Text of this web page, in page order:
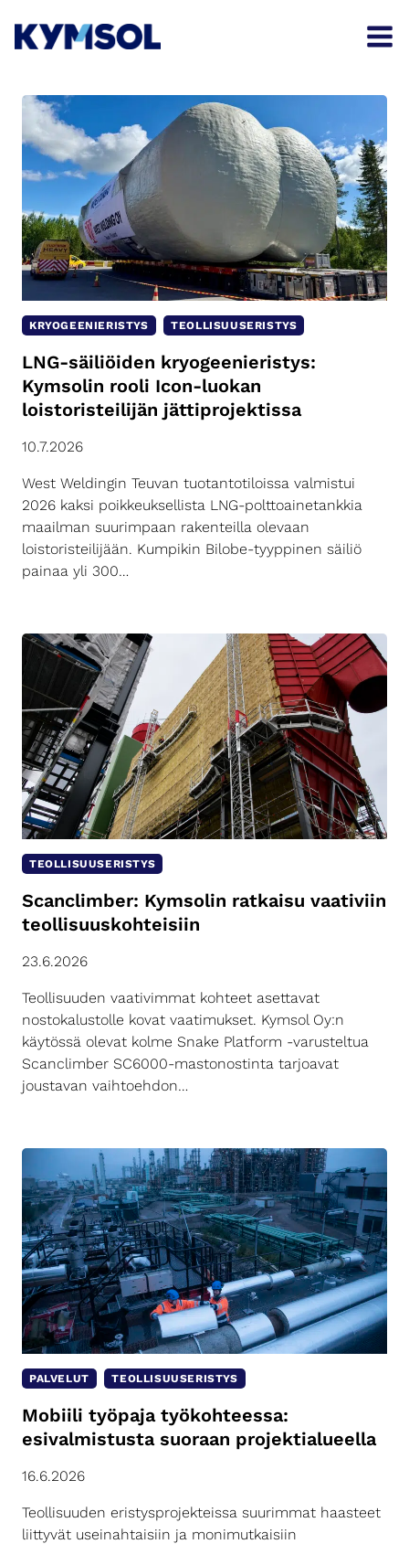
sisältöön
KRYOGEENIERISTYS TEOLLISUUSERISTYS
LNG-säiliöiden kryogeenieristys:
Kymsolin rooli Icon-luokan
loistoristeilijän jättiprojektissa
10.7.2026
West Weldingin Teuvan tuotantotiloissa valmistui
2026 kaksi poikkeuksellista LNG-polttoainetankkia
maailman suurimpaan rakenteilla olevaan
loistoristeilijään. Kumpikin Bilobe-tyyppinen säiliö
painaa yli 300…
TEOLLISUUSERISTYS
Scanclimber: Kymsolin ratkaisu vaativiin
teollisuuskohteisiin
23.6.2026
Teollisuuden vaativimmat kohteet asettavat
nostokalustolle kovat vaatimukset. Kymsol Oy:n
käytössä olevat kolme Snake Platform -varusteltua
Scanclimber SC6000-mastonostinta tarjoavat
joustavan vaihtoehdon…
PALVELUT TEOLLISUUSERISTYS
Mobiili työpaja työkohteessa:
esivalmistusta suoraan projektialueella
16.6.2026
Teollisuuden eristysprojekteissa suurimmat haasteet
liittyvät useinahtaisiin ja monimutkaisiin